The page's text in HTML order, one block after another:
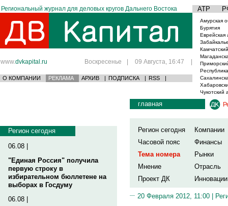
Региональный журнал для деловых кругов Дальнего Востока АТР
www.dvkapital.ru Воскресенье | 09 Августа, 16:47 |
О КОМПАНИИ РЕКЛАМА АРХИВ | ПОДПИСКА | RSS |
Амурская
Бурятия
Еврейская
Чукотский
Регион сегодня
06.08 |
"Единая Россия" получила
первую строку в
избирательном бюллетене на
выборах в Госдуму
06.08 |
главная
Регион сегодня
Компании
Часовой пояс
Финансы
Тема номера
Рынки
Мнение
Отрасль
Проект ДК
Инновации
20 Февраля 2012, 11:00 |